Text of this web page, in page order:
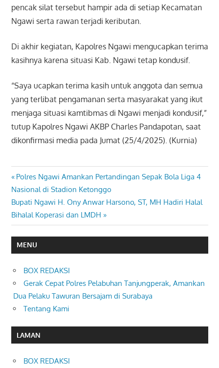
pencak silat tersebut hampir ada di setiap Kecamatan
Ngawi serta rawan terjadi keributan.
Di akhir kegiatan, Kapolres Ngawi mengucapkan terima
kasihnya karena situasi Kab. Ngawi tetap kondusif.
“Saya ucapkan terima kasih untuk anggota dan semua
yang terlibat pengamanan serta masyarakat yang ikut
menjaga situasi kamtibmas di Ngawi menjadi kondusif,”
tutup Kapolres Ngawi AKBP Charles Pandapotan, saat
dikonfirmasi media pada Jumat (25/4/2025). (Kurnia)
Navigasi
pos
Previous
Post:
Polres Ngawi Amankan Pertandingan Sepak Bola Liga 4
Nasional di Stadion Ketonggo
Next
Post:
Bupati Ngawi H. Ony Anwar Harsono, ST, MH Hadiri Halal
Bihalal Koperasi dan LMDH
MENU
BOX REDAKSI
Gerak Cepat Polres Pelabuhan Tanjungperak, Amankan
Dua Pelaku Tawuran Bersajam di Surabaya
Tentang Kami
LAMAN
BOX REDAKSI